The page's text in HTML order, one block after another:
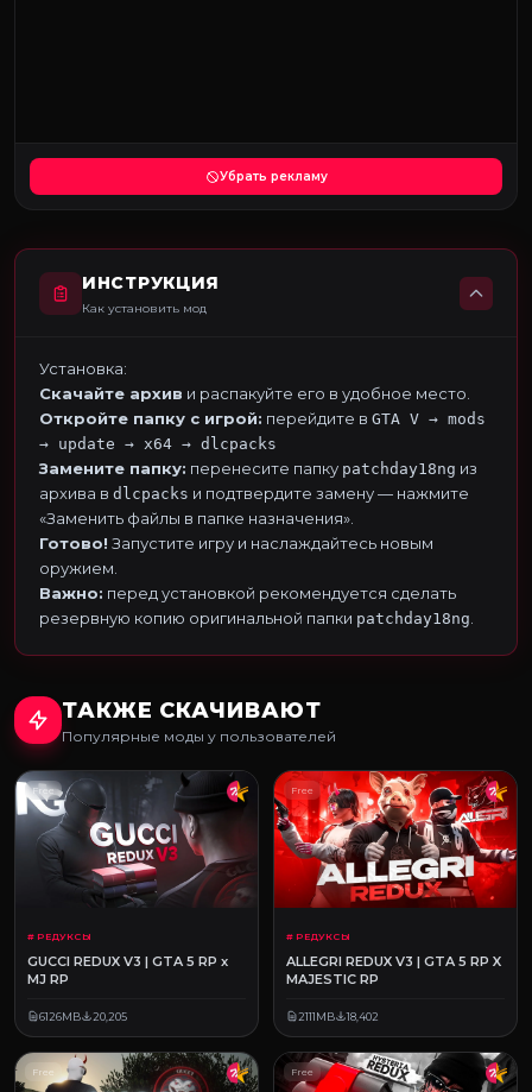
Убрать рекламу
ИНСТРУКЦИЯ
Как установить мод
Установка:
Скачайте архив и распакуйте его в удобное место.
Откройте папку с игрой: перейдите в GTA V → mods
→ update → x64 → dlcpacks
Замените папку: перенесите папку patchday18ng из
архива в dlcpacks и подтвердите замену — нажмите
«Заменить файлы в папке назначения».
Готово! Запустите игру и наслаждайтесь новым
оружием.
Важно: перед установкой рекомендуется сделать
резервную копию оригинальной папки patchday18ng
ТАКЖЕ СКАЧИВАЮТ
Популярные моды у пользователей
Free
# РЕДУКСЫ
GUCCI REDUX V3 | GTA 5 RP x
MJ RP
6126MB 20,205
Free
# РЕДУКСЫ
ALLEGRI REDUX V3 | GTA 5 RP X
MAJESTIC RP
2111MB 18,402
Free Free